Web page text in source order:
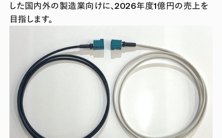
した国内外の製造業向けに、2026年度1億円の売上を
目指します。